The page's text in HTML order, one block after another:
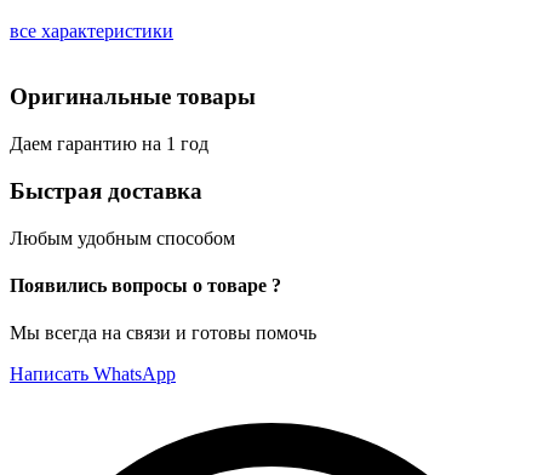
все характеристики
Оригинальные товары
Даем гарантию на 1 год
Быстрая доставка
Любым удобным способом
Появились вопросы о товаре ?
Мы всегда на связи и готовы помочь
Написать WhatsApp